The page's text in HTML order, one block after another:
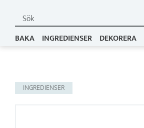
BAKA INGREDIENSER DEKORERA
INGREDIENSER